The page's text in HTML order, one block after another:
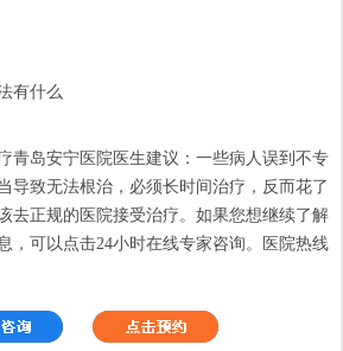
有什么
岛安宁医院医生建议：一些病人误到不专
导致无法根治，必须长时间治疗，反而花了
去正规的医院接受治疗。如果您想继续了解
，可以点击24小时在线专家咨询。医院热线